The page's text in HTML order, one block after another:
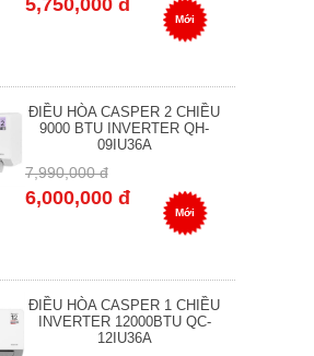
5,750,000 đ
Mới
ĐIỀU HÒA CASPER 2 CHIỀU
9000 BTU INVERTER QH-
09IU36A
7,990,000 đ
6,000,000 đ
Mới
ĐIỀU HÒA CASPER 1 CHIỀU
INVERTER 12000BTU QC-
12IU36A